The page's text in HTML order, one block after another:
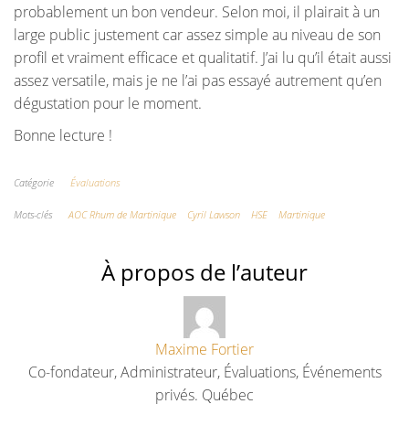
probablement un bon vendeur. Selon moi, il plairait à un
large public justement car assez simple au niveau de son
profil et vraiment efficace et qualitatif. J’ai lu qu’il était aussi
assez versatile, mais je ne l’ai pas essayé autrement qu’en
dégustation pour le moment.
Bonne lecture !
Catégorie Évaluations
Mots-clés AOC Rhum de Martinique Cyril Lawson HSE Martinique
À propos de l’auteur
Maxime Fortier
Co-fondateur, Administrateur, Évaluations, Événements
privés. Québec